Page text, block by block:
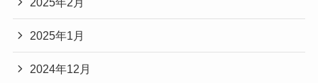
2025年1月
2024年12月